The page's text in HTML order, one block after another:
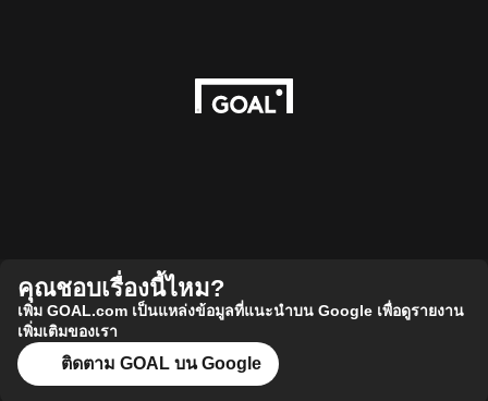
คุณชอบเรื่องนี้ไหม?
เพิ่ม GOAL.com เป็นแหล่งข้อมูลที่แนะนำบน Google เพื่อดูรายงาน
เพิ่มเติมของเรา
ติดตาม GOAL บน Google